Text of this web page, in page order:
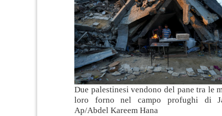
Due palestinesi vendono del pane tra le
loro forno nel campo profughi di
Ap/Abdel Kareem Hana